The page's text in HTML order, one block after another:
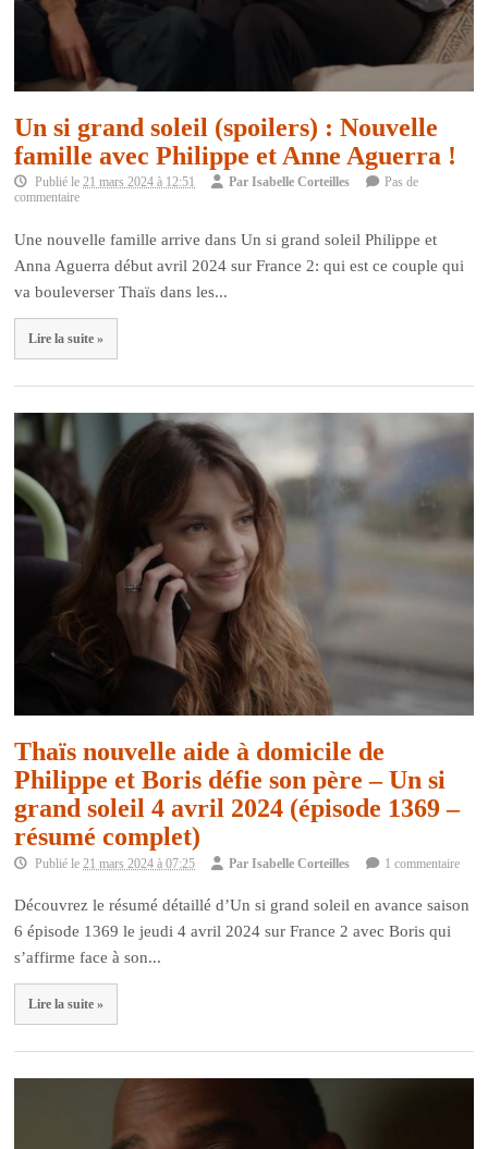
Un si grand soleil (spoilers) : Nouvelle
famille avec Philippe et Anne Aguerra !
Publié le21 mars 2024 à 12:51 ParIsabelle Corteilles
Pas de
commentaire
Une nouvelle famille arrive dans Un si grand soleil Philippe et
Anna Aguerra début avril 2024 sur France 2: qui est ce couple qui
va bouleverser Thaïs dans les...
Lire la suite »
Thaïs nouvelle aide à domicile de
Philippe et Boris défie son père – Un si
grand soleil 4 avril 2024 (épisode 1369 –
résumé complet)
Publié le 21 mars 2024 à 07:25 ParIsabelle Corteilles 1 commentaire
Découvrez le résumé détaillé d’Un si grand soleil en avance saison
6 épisode 1369 le jeudi 4 avril 2024 sur France 2 avec Boris qui
s’affirme face à son...
Lire la suite »